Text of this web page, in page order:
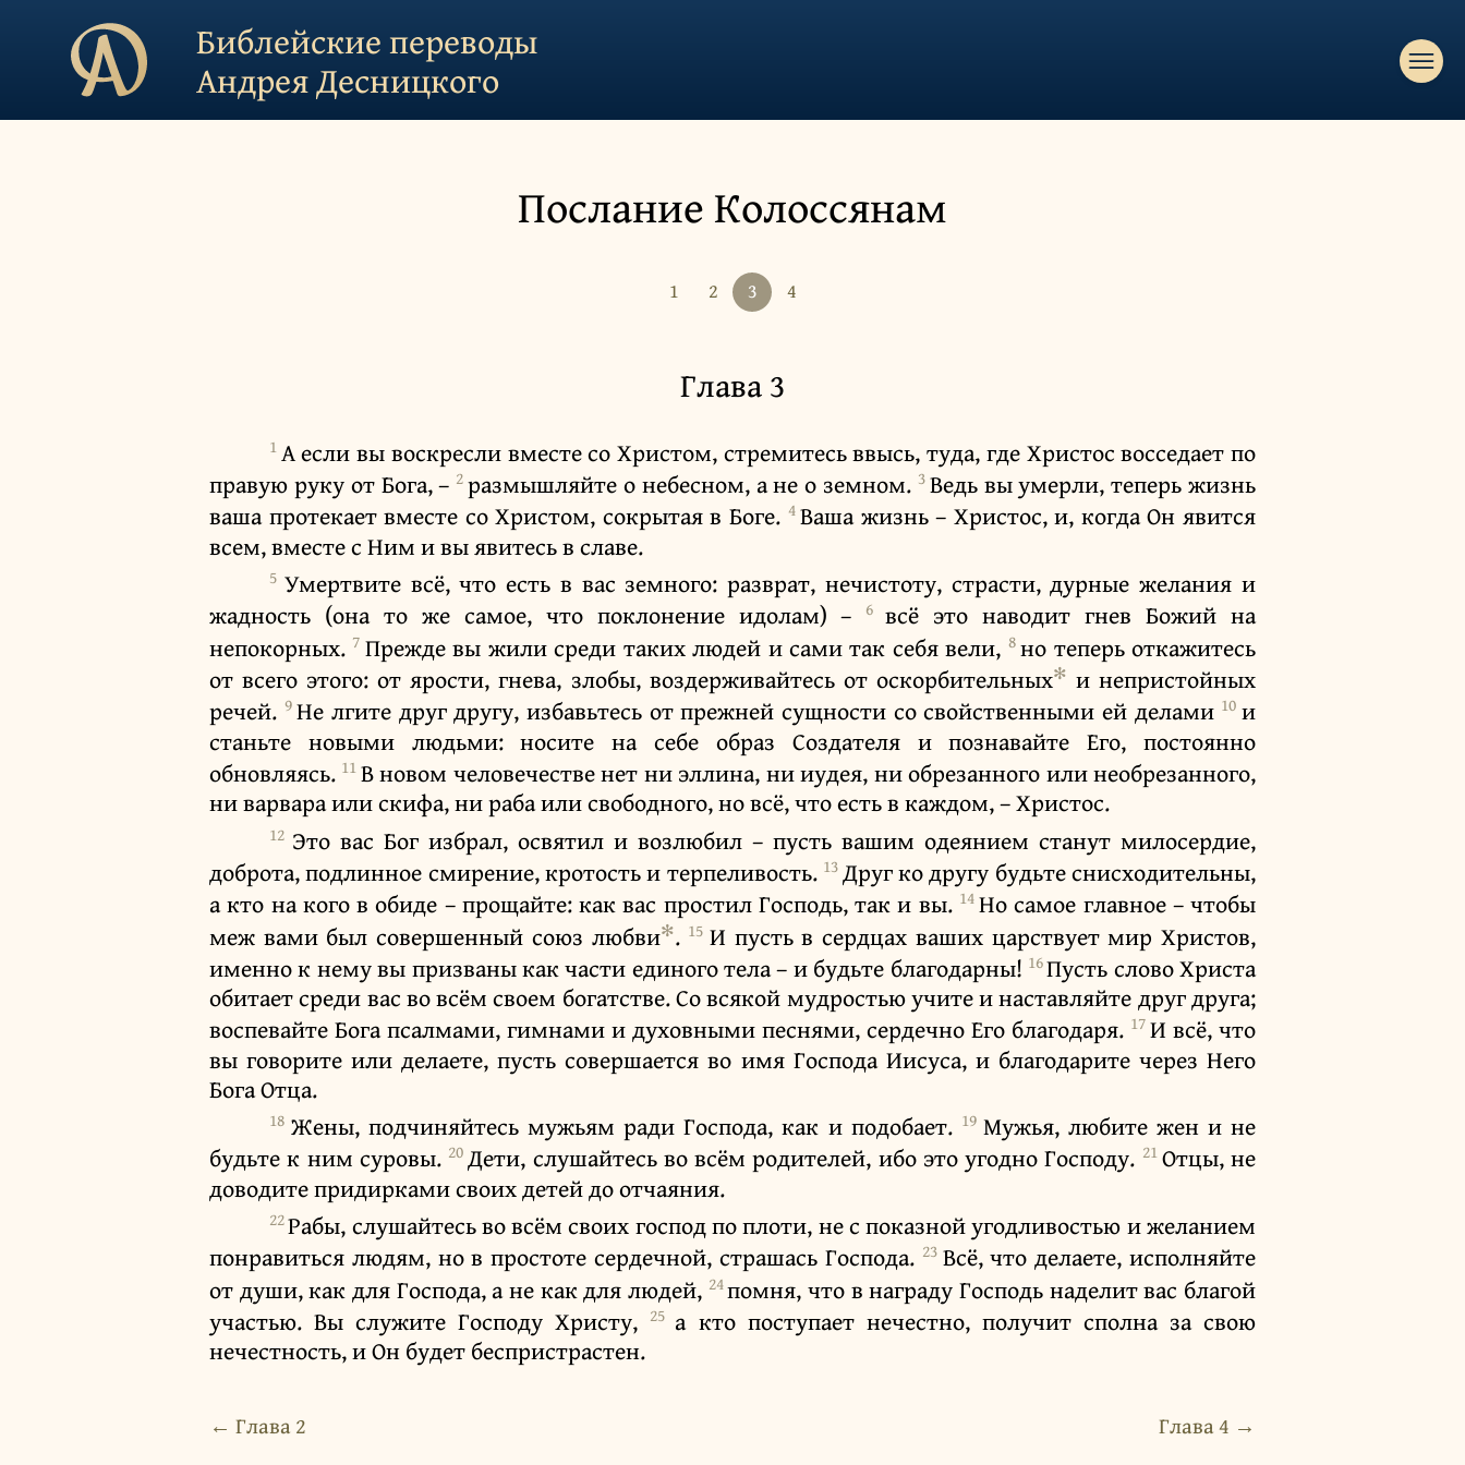
Библейские переводы
Андрея Десницкого
Послание Колоссянам
1 2 3 4
Глава 3
1А если вы воскресли вместе со Христом, стремитесь ввысь, туда, где Христос восседает по
правую руку от Бога, – 2размышляйте о небесном, а не о земном. 3Ведь вы умерли, теперь жизнь
ваша протекает вместе со Христом, сокрытая в Боге. 4Ваша жизнь – Христос, и, когда Он явится
всем, вместе с Ним и вы явитесь в славе.
5 Умертвите всё, что есть в вас земного: разврат, нечистоту, страсти, дурные желания и
жадность (она то же самое, что поклонение идолам) –
6всё это наводит гнев Божий на
непокорных. 7 Прежде вы жили среди таких людей и сами так себя вели, 8но теперь откажитесь
от всего этого: от ярости, гнева, злобы, воздерживайтесь от оскорбительных✻ и непристойных
речей. 9Не лгите друг другу, избавьтесь от прежней сущности со свойственными ей делами 10и
станьте новыми людьми: носите на себе образ Создателя и познавайте Его, постоянно
обновляясь. 11В новом человечестве нет ни эллина, ни иудея, ни обрезанного или необрезанного,
ни варвара или скифа, ни раба или свободного, но всё, что есть в каждом, – Христос.
12 Это вас Бог избрал, освятил и возлюбил – пусть вашим одеянием станут милосердие,
доброта, подлинное смирение, кротость и терпеливость. 13Друг ко другу будьте снисходительны,
а кто на кого в обиде – прощайте: как вас простил Господь, так и вы. 14Но самое главное – чтобы
меж вами был совершенный союз любви✻. 15И пусть в сердцах ваших царствует мир Христов,
именно к нему вы призваны как части единого тела – и будьте благодарны! 16Пусть слово Христа
обитает среди вас во всём своем богатстве. Со всякой мудростью учите и наставляйте друг друга;
воспевайте Бога псалмами, гимнами и духовными песнями, сердечно Его благодаря. 17И всё, что
вы говорите или делаете, пусть совершается во имя Господа Иисуса, и благодарите через Него
Бога Отца.
18Жены, подчиняйтесь мужьям ради Господа, как и подобает. 19 Мужья, любите жен и не
будьте к ним суровы. 20Дети, слушайтесь во всём родителей, ибо это угодно Господу. 21Отцы, не
доводите придирками своих детей до отчаяния.
22Рабы, слушайтесь во всём своих господ по плоти, не с показной угодливостью и желанием
понравиться людям, но в простоте сердечной, страшась Господа. 23 Всё, что делаете, исполняйте
от души, как для Господа, а не как для людей, 24помня, что в награду Господь наделит вас благой
участью. Вы служите Господу Христу, 25 а кто поступает нечестно, получит сполна за свою
нечестность, и Он будет беспристрастен.
← Глава 2 Глава 4 →